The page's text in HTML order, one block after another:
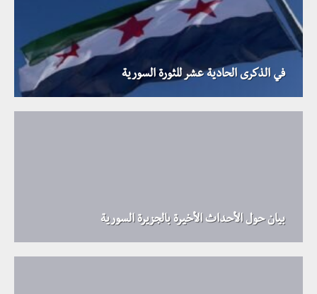
في الذكرى الحادية عشر للثورة السورية
بيان حول الأحداث الأخيرة بالجزيرة السورية